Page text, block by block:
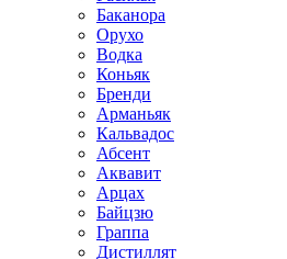
Баканора
Орухо
Водка
Коньяк
Бренди
Арманьяк
Кальвадос
Абсент
Аквавит
Арцах
Байцзю
Граппа
Дистиллят